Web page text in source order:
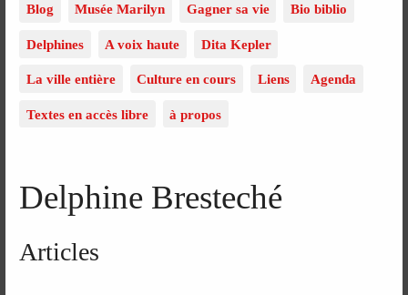
Blog Musée Marilyn Gagner sa vie Bio biblio
Delphines A voix haute Dita Kepler
La ville entière Culture en cours Liens Agenda
Textes en accès libre à propos
Delphine Bresteché
Articles